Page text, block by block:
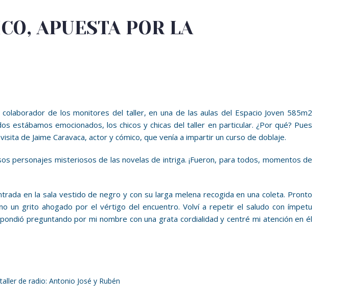
APUESTA POR LA
de los monitores del taller, en una de las aulas del Espacio Joven 585m2
estábamos emocionados, los chicos y chicas del taller en particular. ¿Por qué? Pues
de Jaime Caravaca, actor y cómico, que venía a impartir un curso de doblaje.
personajes misteriosos de las novelas de intriga. ¡Fueron, para todos, momentos de
en la sala vestido de negro y con su larga melena recogida en una coleta. Pronto
un grito ahogado por el vértigo del encuentro. Volví a repetir el saludo con ímpetu
preguntando por mi nombre con una grata cordialidad y centré mi atención en él
de radio: Antonio José y Rubén